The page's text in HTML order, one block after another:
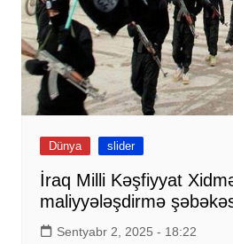
Dünya slider
İraq Milli Kəşfiyyat
maliyyələşdirmə
Sentyabr 2, 2025 - 18:22